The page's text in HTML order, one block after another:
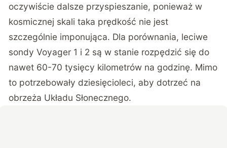
oczywiście dalsze przyspieszanie, ponieważ w
kosmicznej skali taka prędkość nie jest
szczególnie imponująca. Dla porównania, leciwe
sondy Voyager 1 i 2 są w stanie rozpędzić się do
nawet 60-70 tysięcy kilometrów na godzinę. Mimo
to potrzebowały dziesięcioleci, aby dotrzeć na
obrzeża Układu Słonecznego.